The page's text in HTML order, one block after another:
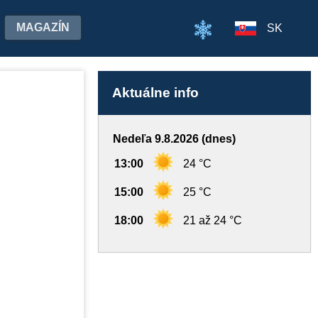
MAGAZÍN SK
Aktuálne info
Nedeľa 9.8.2026 (dnes)
13:00 24 °C
15:00 25 °C
18:00 21 až 24 °C